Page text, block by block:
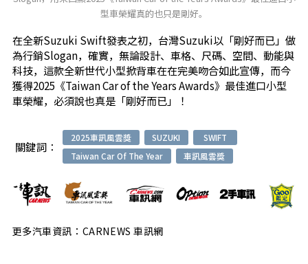
型車榮耀真的也只是剛好。
在全新Suzuki Swift發表之初，台灣Suzuki以「剛好而已」做
為行銷Slogan，確實，無論設計、車格、尺碼、空間、動能與
科技，這款全新世代小型掀背車在在完美吻合如此宣傳，而今
獲得2025《Taiwan Car of the Years Awards》最佳進口小型
車榮耀，必須說也真是「剛好而已」！
關鍵詞：
2025車訊風雲獎 SUZUKI
SWIFT
Taiwan Car Of The Year
車訊風雲獎
更多汽車資訊：CARNEWS 車訊網